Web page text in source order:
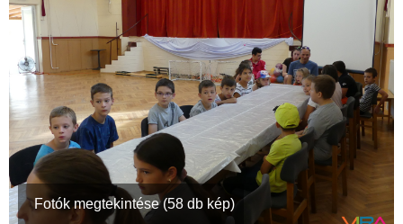
Fotók megtekintése (58 db kép)